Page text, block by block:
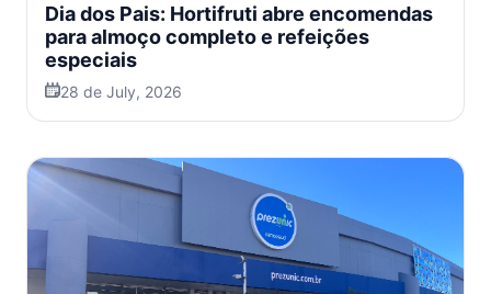
Dia dos Pais: Hortifruti abre encomendas
para almoço completo e refeições
especiais
28 de July, 2026